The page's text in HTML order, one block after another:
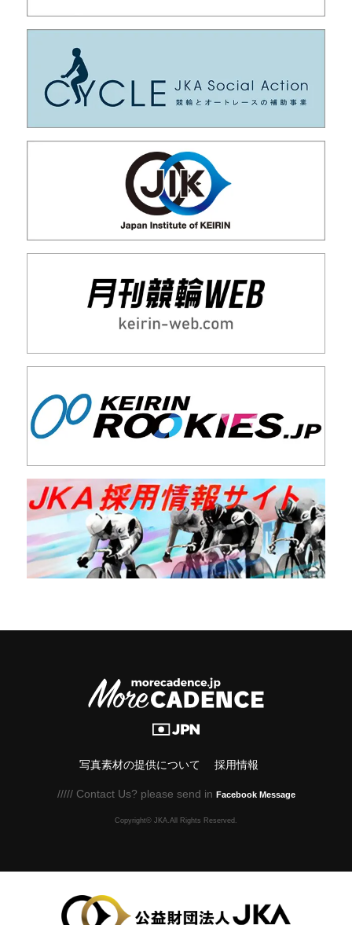
写真素材の提供について 採用情報
///// Contact Us? please send in Facebook Message
Copyright© JKA.All Rights Reserved.